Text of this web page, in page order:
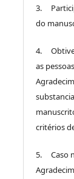
3.
do
4. Obtive
as
critérios
5. Caso